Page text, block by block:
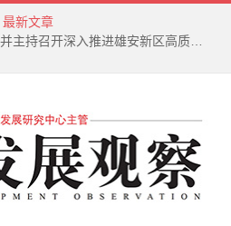
最新文章
习近平在河北雄安新区考察并主持召开深入推进雄安新区高质量建设和发展座谈会